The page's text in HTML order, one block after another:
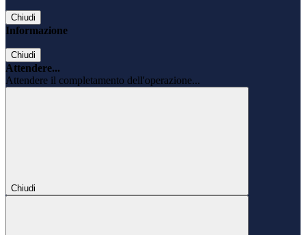
Chiudi
Informazione
Chiudi
Attendere...
Attendere il completamento dell'operazione...
Chiudi